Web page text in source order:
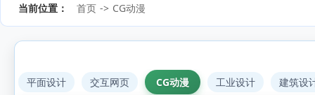
当前位置： 首页 -> CG动漫
平面设计 交互网页 CG动漫 工业设计 建筑设